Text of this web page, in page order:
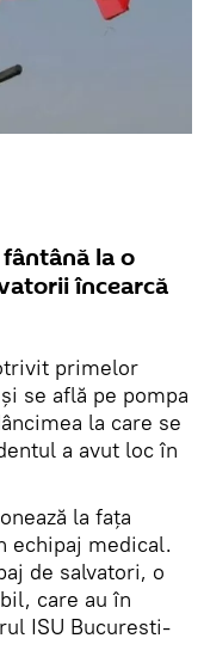
la o
încearcă
primelor
se află pe pompa
la care se
a avut loc în
la fața
echipaj medical.
de salvatori, o
care au în
ISU Bucuresti-